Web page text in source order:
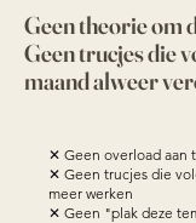
Geen theorie om
Geen trucjes die
maand alweer
✕ Geen overload aan
✕ Geen trucjes die
meer werken
✕ Geen "plak deze